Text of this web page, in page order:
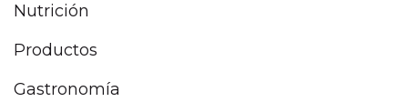
Nutrición
Productos
Gastronomía